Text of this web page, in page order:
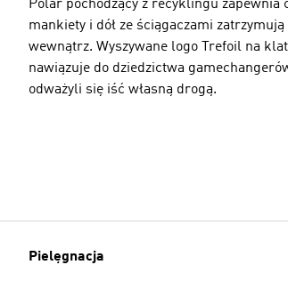
Polar pochodzący z recyklingu zapewnia
mankiety i dół ze ściągaczami zatrzymują
wewnątrz. Wyszywane logo Trefoil na
nawiązuje do dziedzictwa
odważyli się iść własną drogą.
Pielęgnacja